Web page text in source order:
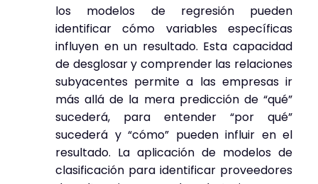
los modelos de regresión pueden
identificar cómo variables específicas
influyen en un resultado. Esta capacidad
de desglosar y comprender las relaciones
subyacentes permite a las empresas ir
más allá de la mera predicción de “qué”
sucederá, para entender “por qué”
sucederá y “cómo” pueden influir en el
resultado. La aplicación de modelos de
clasificación para identificar proveedores